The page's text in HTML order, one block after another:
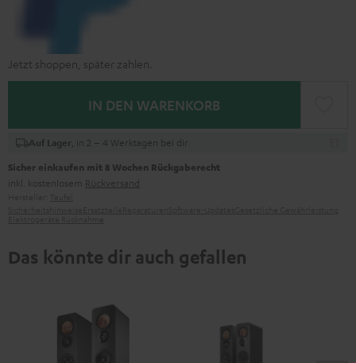
Jetzt shoppen, später zahlen.
IN DEN WARENKORB
Auf Lager , in 2 – 4 Werktagen bei dir
Sicher einkaufen mit 8 Wochen Rückgaberecht
inkl. kostenlosem Rückversand
Das könnte dir auch gefallen